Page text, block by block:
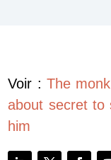
Voir : The
about secret to
him